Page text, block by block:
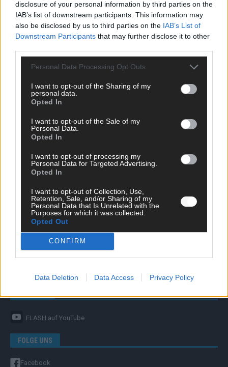
disclosure of your personal information by third parties on the
IAB’s list of downstream participants. This information may
also be disclosed by us to third parties on the IAB’s List of
Downstream Participants that may further disclose it to other
Personal Data Processing Opt Outs
I want to opt-out of the Sharing of my
personal data.
Opted In
I want to opt-out of the Sale of my
Personal Data.
Opted In
I want to opt-out of processing my
Personal Data for Targeted Advertising.
Opted In
I want to opt-out of Collection, Use,
Retention, Sale, and/or Sharing of my
Personal Data that Is Unrelated with the
Purposes for which it was collected.
Opted Out
CONFIRM
Data Deletion Data Access Privacy Policy
SCHNELL ZUM RESSORT
Nachrichten
Wirtschaft
Ratgeber
Kommentar
Eurovision
FLASH – DAS VIDEOPORTAL
ÜBER UNS
Unternehmensporträt
Ehtikrichtlinie & Faktencheck
FLASH auf YouTube
FOLGE UNS
Facebook